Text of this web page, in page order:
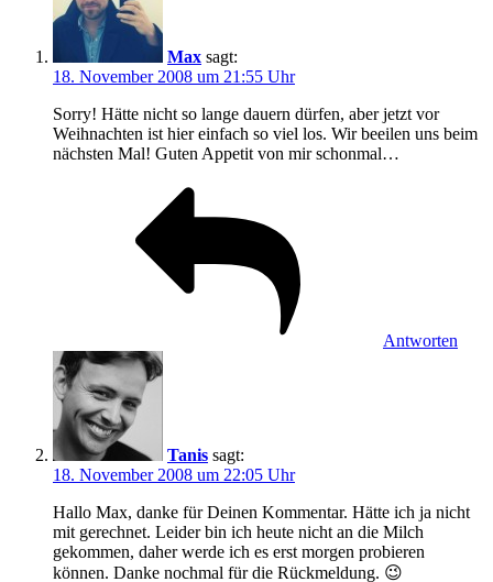
Max sagt:
18. November 2008 um 21:55 Uhr
Sorry! Hätte nicht so lange dauern dürfen, aber jetzt vor
Weihnachten ist hier einfach so viel los. Wir beeilen uns beim
nächsten Mal! Guten Appetit von mir schonmal…
Antworten
Tanis sagt:
18. November 2008 um 22:05 Uhr
Hallo Max, danke für Deinen Kommentar. Hätte ich ja nicht
mit gerechnet. Leider bin ich heute nicht an die Milch
gekommen, daher werde ich es erst morgen probieren
können. Danke nochmal für die Rückmeldung. 😉